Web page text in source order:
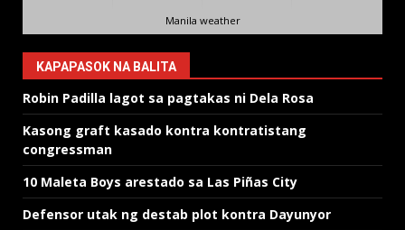
Manila weather
KAPAPASOK NA BALITA
Robin Padilla lagot sa pagtakas ni Dela Rosa
Kasong graft kasado kontra kontratistang
congressman
10 Maleta Boys arestado sa Las Piñas City
Defensor utak ng destab plot kontra Dayunyor